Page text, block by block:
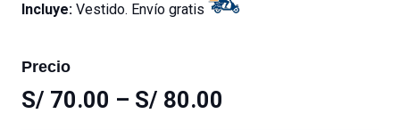
Incluye: Vestido. Envío gratis
Precio
S/ 70.00 – S/ 80.00